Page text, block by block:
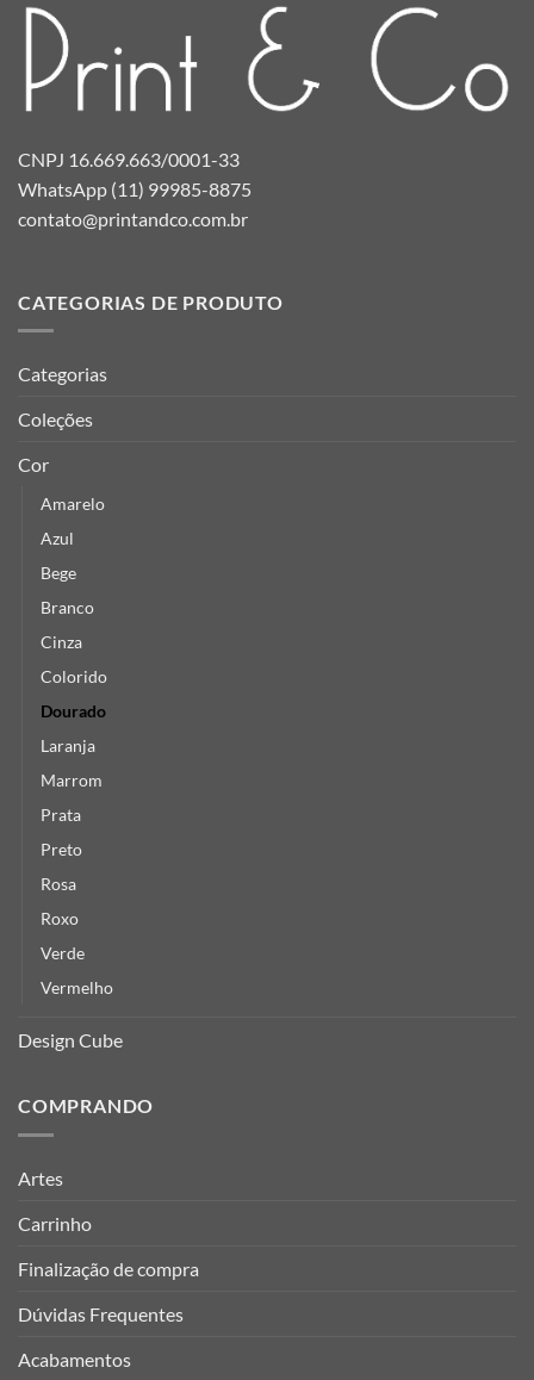
CNPJ 16.669.663/0001-33
WhatsApp (11) 99985-8875
contato@printandco.com.br
CATEGORIAS DE PRODUTO
Categorias
Coleções
Cor
Amarelo
Azul
Bege
Branco
Cinza
Colorido
Dourado
Laranja
Marrom
Prata
Preto
Rosa
Roxo
Verde
Vermelho
Design Cube
COMPRANDO
Artes
Carrinho
Finalização de compra
Dúvidas Frequentes
Acabamentos